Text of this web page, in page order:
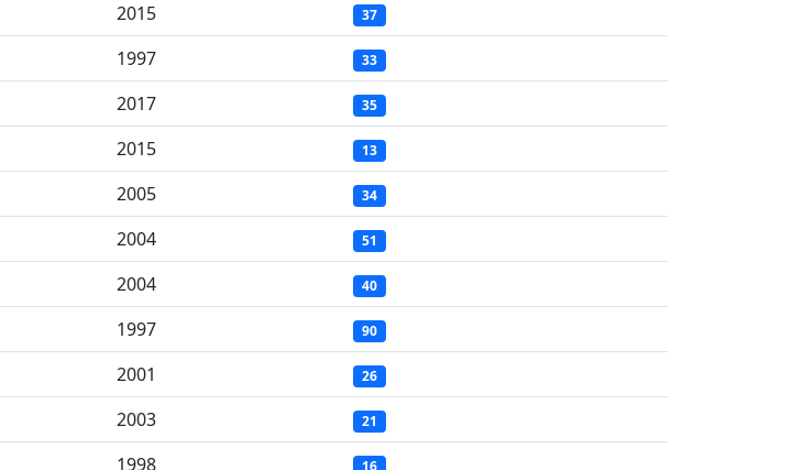
2015 37
1997 33
2017 35
2015 13
2005 34
2004 51
2004 40
1997 90
2001 26
2003 21
1998